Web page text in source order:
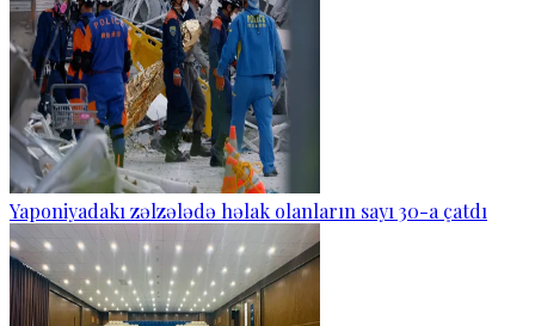
Yaponiyadakı zəlzələdə həlak olanların sayı 30-a çatdı